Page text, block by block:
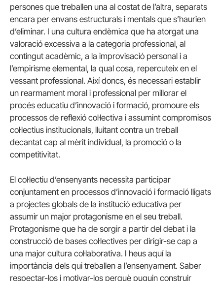
persones que treballen una al costat de l’altra, separats
encara per envans estructurals i mentals que s’haurien
d’eliminar. I una cultura endèmica que ha atorgat una
valoració excessiva a la categoria professional, al
contingut acadèmic, a la improvisació personal i a
l’empirisme elemental, la qual cosa, repercuteix en el
vessant professional. Així doncs, és necessari establir
un rearmament moral i professional per millorar el
procés educatiu d’innovació i formació, promoure els
processos de reflexió col·lectiva i assumint compromisos
col·lectius institucionals, lluitant contra un treball
decantat cap al mèrit individual, la promoció o la
competitivitat.
El col·lectiu d’ensenyants necessita participar
conjuntament en processos d’innovació i formació lligats
a projectes globals de la institució educativa per
assumir un major protagonisme en el seu treball.
Protagonisme que ha de sorgir a partir del debat i la
construcció de bases col·lectives per dirigir-se cap a
una major cultura col·laborativa. I heus aquí la
importància dels qui treballen a l’ensenyament. Saber
respectar-los i motivar-los perquè puguin construir